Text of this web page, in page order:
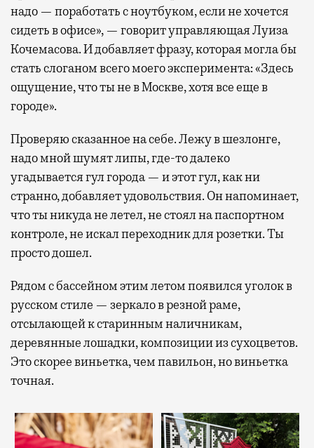
надо — поработать с ноутбуком, если не хочется
сидеть в офисе», — говорит управляющая Луиза
Кочемасова. И добавляет фразу, которая могла бы
стать слоганом всего моего эксперимента: «Здесь
ощущение, что ты не в Москве, хотя все еще в
городе».
Проверяю сказанное на себе. Лежу в шезлонге,
надо мной шумят липы, где-то далеко
угадывается гул города — и этот гул, как ни
странно, добавляет удовольствия. Он напоминает,
что ты никуда не летел, не стоял на паспортном
контроле, не искал переходник для розетки. Ты
просто дошел.
Рядом с бассейном этим летом появился уголок в
русском стиле — зеркало в резной раме,
отсылающей к старинным наличникам,
деревянные лошадки, композиции из сухоцветов.
Это скорее виньетка, чем павильон, но виньетка
точная.